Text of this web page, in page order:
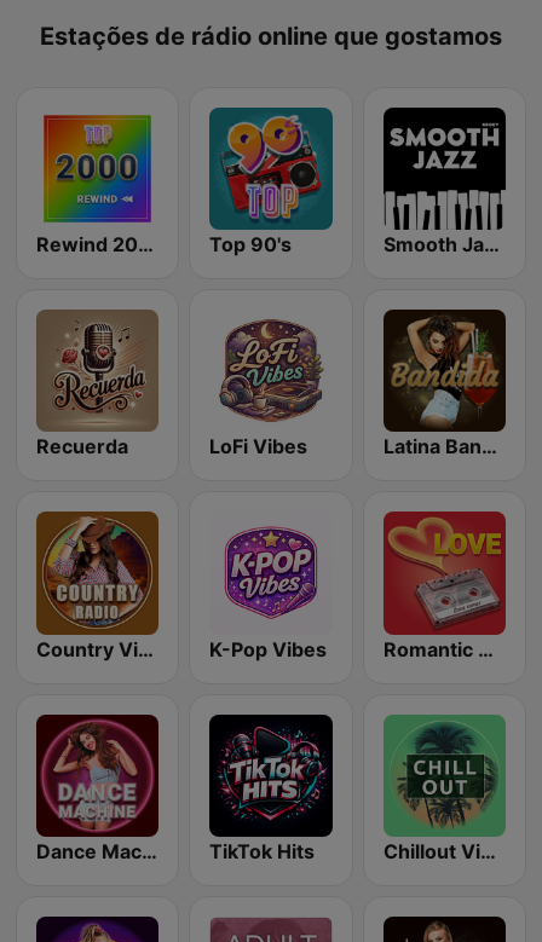
Estações de rádio online que gostamos
Rewind 2000's Top 90's Smooth Jazz - Groov
Recuerda LoFi Vibes Latina Bandida!
Country Vibes K-Pop Vibes Romantic Vibes
Dance Machine TikTok Hits Chillout Vibes